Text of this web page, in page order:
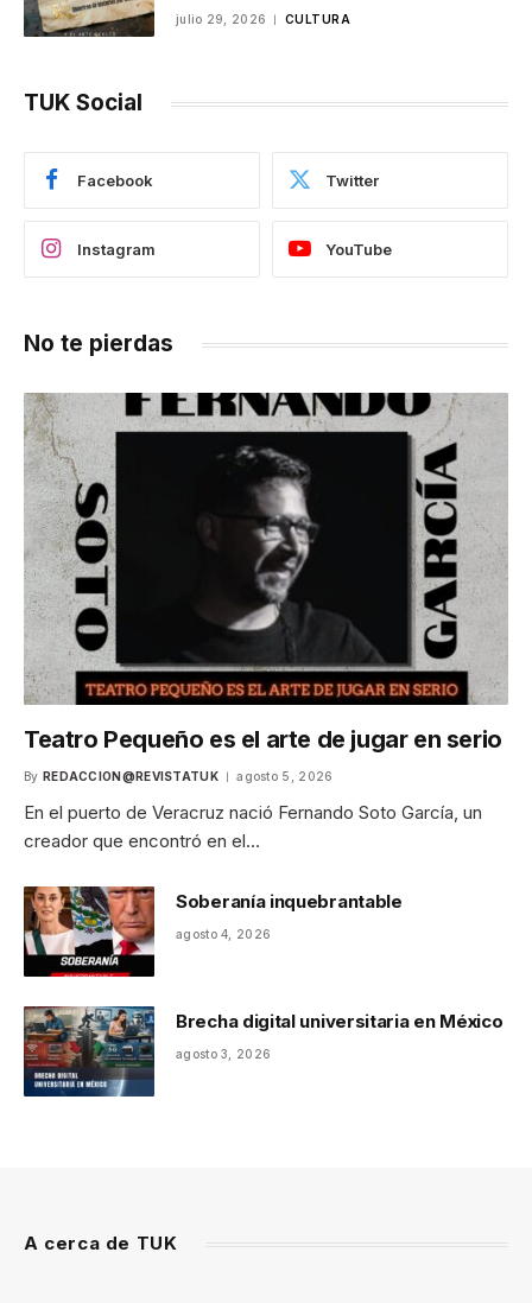
julio 29, 2026 CULTURA
TUK Social
Facebook Twitter
Instagram YouTube
No te pierdas
Teatro Pequeño es el arte de jugar en serio
By REDACCION@REVISTATUK agosto 5, 2026
En el puerto de Veracruz nació Fernando Soto García, un
creador que encontró en el…
Soberanía inquebrantable
agosto 4, 2026
Brecha digital universitaria en México
agosto 3, 2026
A cerca de TUK